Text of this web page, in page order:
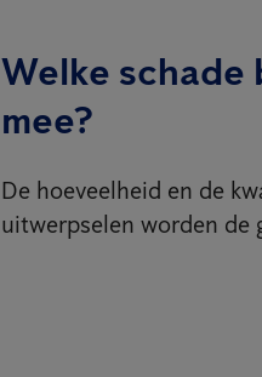
Welke schade
mee?
De hoeveelheid en de
uitwerpselen worden de